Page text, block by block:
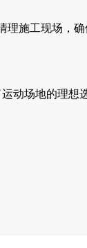
施工现场，确
运动场地的理想